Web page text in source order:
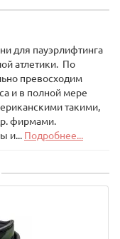
для пауэрлифтинга
атлетики. По
превосходим
и в полной мере
такими,
фирмами.
и... Подробнее...